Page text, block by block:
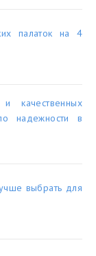
палаток на 4
надежности в
выбрать для